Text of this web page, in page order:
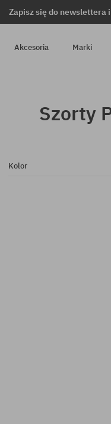
Zapisz się do newslettera
Akcesoria Marki
Szorty
Kolor